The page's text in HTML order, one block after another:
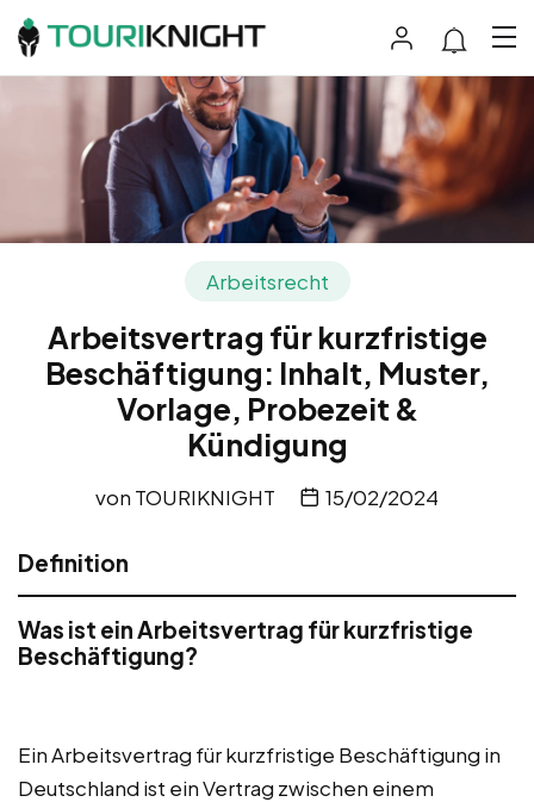
Arbeitsrecht
Arbeitsvertrag für kurzfristige
Beschäftigung: Inhalt, Muster,
Vorlage, Probezeit &
Kündigung
von TOURIKNIGHT 15/02/2024
Definition
Was ist ein Arbeitsvertrag für kurzfristige
Beschäftigung?
Ein Arbeitsvertrag für kurzfristige Beschäftigung in
Deutschland ist ein Vertrag zwischen einem